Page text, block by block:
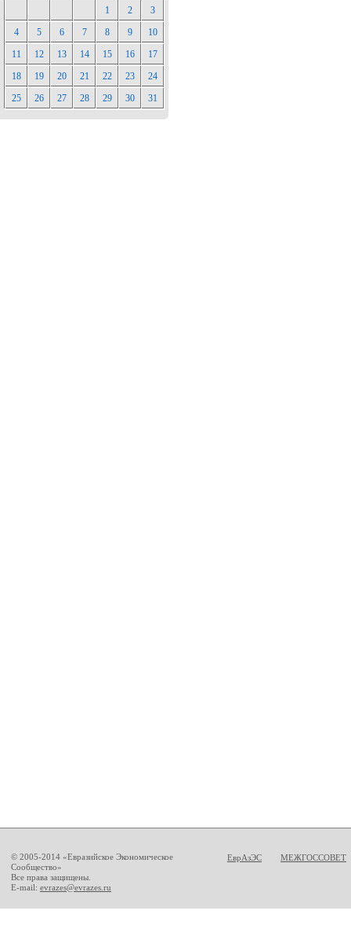
1
2
3
4
5 6 7 8 9
10
11
12 13 14 15 16
17
18
19 20 21 22 23
24
25
26 27 28 29 30 31
© 2005-2014 «Евразийское Экономическое
Сообщество»
Все права защищены.
E-mail: evrazes@evrazes.ru
ЕврАзЭС МЕЖГОССОВЕТ